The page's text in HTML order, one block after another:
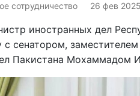
сотрудничество 26 фев
иностранных дел
с сенатором,
Пакистана Мохаммадом